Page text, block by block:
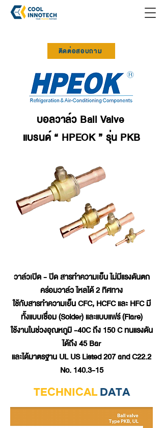
ติดต่อสอบถาม
บอลวาล์ว Ball Valve
แบรนด์ “ HPEOK ” รุ่น PKB
วาล์วเปิด - ปิด สารทำความเย็น ไม่มีแรงดันตก
คร่อมวาล์ว ไหลได้ 2 ทิศทาง
ใช้กับสารทำความเย็น CFC, HCFC และ HFC มี
ทั้งแบบเชื่อม (Solder) และแบบแฟร์ (Flare)
ใช้งานในช่วงอุณหภูมิ -40C ถึง 150 C ทนแรงดัน
ได้ถึง 45 Bar
และได้มาตรฐาน UL US Listed 207 and C22.2
No. 140.3-15
TECHNICALDATA